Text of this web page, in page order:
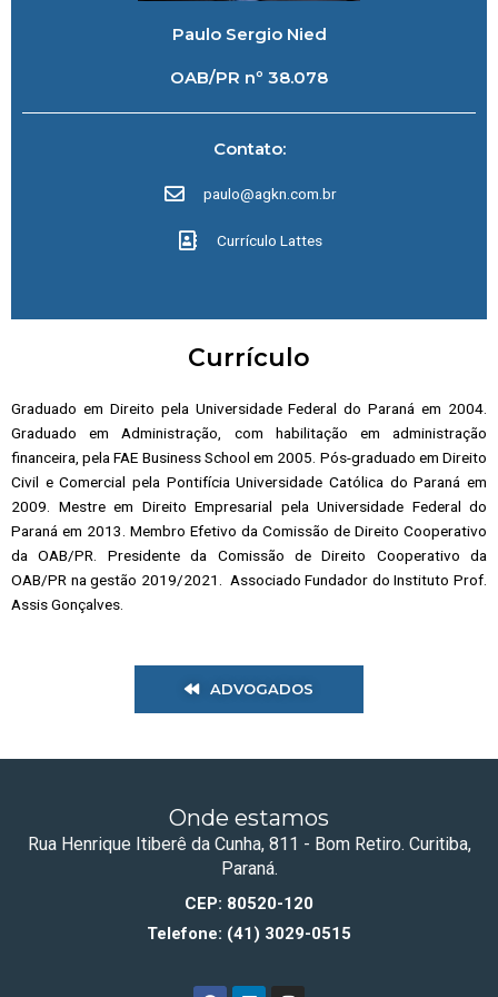
Paulo Sergio Nied
OAB/PR nº 38.078
Contato:
paulo@agkn.com.br
Currículo Lattes
Currículo
Graduado em Direito pela Universidade Federal do Paraná em 2004.
Graduado em Administração, com habilitação em administração
financeira, pela FAE Business School em 2005. Pós-graduado em Direito
Civil e Comercial pela Pontifícia Universidade Católica do Paraná em
2009. Mestre em Direito Empresarial pela Universidade Federal do
Paraná em 2013. Membro Efetivo da Comissão de Direito Cooperativo
da OAB/PR. Presidente da Comissão de Direito Cooperativo da
OAB/PR na gestão 2019/2021. Associado Fundador do Instituto Prof.
Assis Gonçalves.
ADVOGADOS
Onde estamos
Rua Henrique Itiberê da Cunha, 811 - Bom Retiro. Curitiba,
Paraná.
CEP: 80520-120
Telefone: (41) 3029-0515